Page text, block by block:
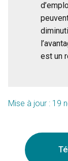
est un
Mise à jour : 19